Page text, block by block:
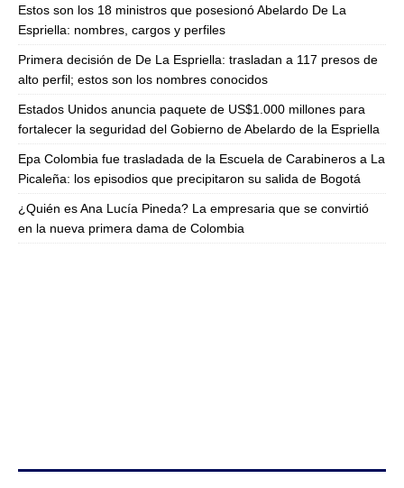
Estos son los 18 ministros que posesionó Abelardo De La
Espriella: nombres, cargos y perfiles
Primera decisión de De La Espriella: trasladan a 117 presos de
alto perfil; estos son los nombres conocidos
Estados Unidos anuncia paquete de US$1.000 millones para
fortalecer la seguridad del Gobierno de Abelardo de la Espriella
Epa Colombia fue trasladada de la Escuela de Carabineros a La
Picaleña: los episodios que precipitaron su salida de Bogotá
¿Quién es Ana Lucía Pineda? La empresaria que se convirtió
en la nueva primera dama de Colombia